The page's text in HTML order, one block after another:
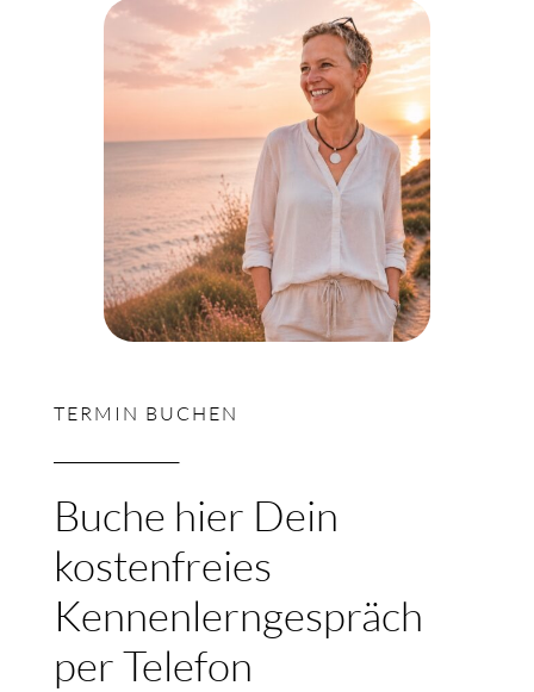
TERMIN BUCHEN
Buche hier Dein
kostenfreies
Kennenlerngespräch
per Telefon